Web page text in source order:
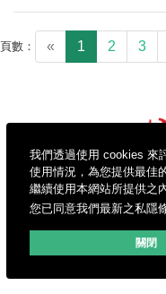
我們透過使用 cookies 來
使用情況，為您提供最佳
繼續使用本網站所提供之
您已同意我們最新之私隱
關閉
頁數： « 1 2 3
信報財經新聞有
Copyright © 2026